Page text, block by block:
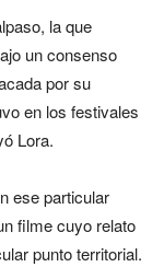
la que
un consenso
por su
en los festivales
Lora.
ese particular
filme cuyo relato
punto territorial.